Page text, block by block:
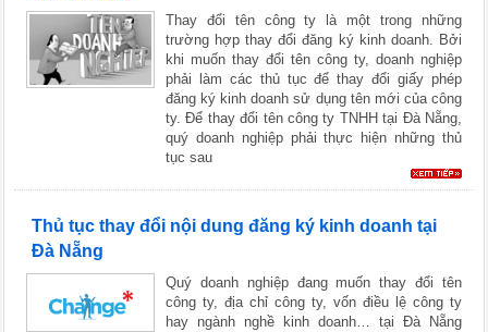
Thay đổi tên công ty là một trong những
trường hợp thay đổi đăng ký kinh doanh. Bởi
khi muốn thay đổi tên công ty, doanh nghiệp
phải làm các thủ tục để thay đổi giấy phép
đăng ký kinh doanh sử dụng tên mới của công
ty. Để thay đổi tên công ty TNHH tại Đà Nẵng,
quý doanh nghiệp phải thực hiện những thủ
tục sau
Thủ tục thay đổi nội dung đăng ký kinh doanh tại
Đà Nẵng
Quý doanh nghiệp đang muốn thay đổi tên
công ty, địa chỉ công ty, vốn điều lệ công ty
hay ngành nghề kinh doanh… tại Đà Nẵng